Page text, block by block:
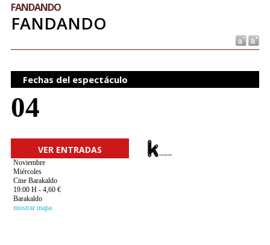
FANDANDO
FANDANDO
Fechas del espectáculo
04
VER ENTRADAS
Noviembre
Miércoles
Cine Barakaldo
19:00 H - 4,60 €
Barakaldo
mostrar mapa